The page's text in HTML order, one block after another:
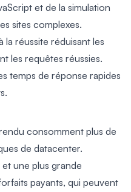
et de la simulation
sites complexes.
la réussite réduisant les
les requêtes réussies.
temps de réponse rapides
consomment plus de
de datacenter.
une plus grande
payants, qui peuvent